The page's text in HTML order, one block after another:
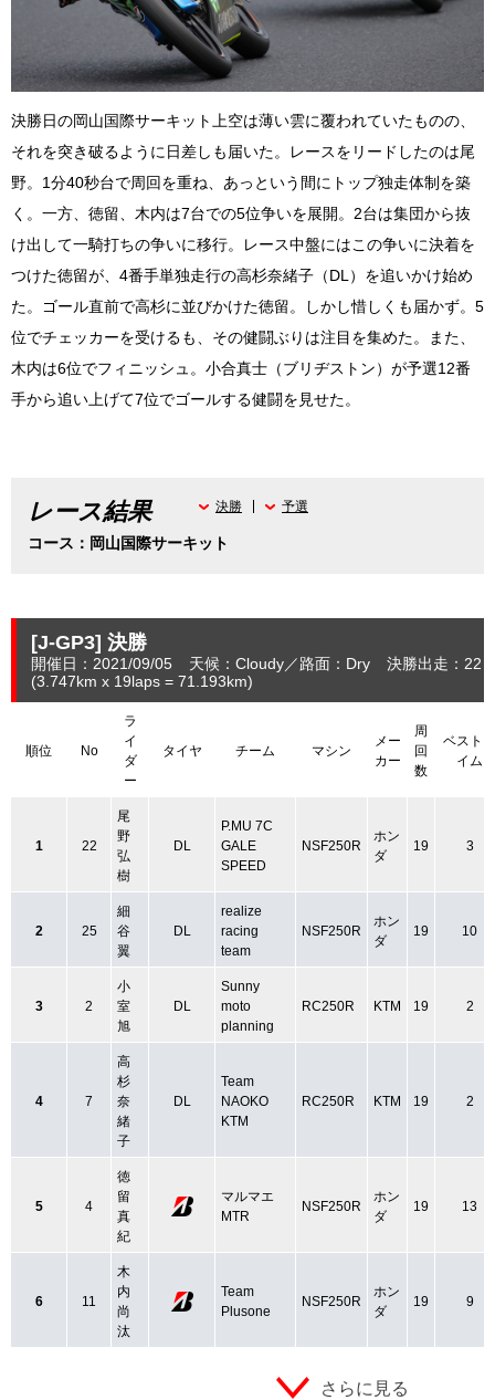
決勝日の岡山国際サーキット上空は薄い雲に覆われていたものの、
それを突き破るように日差しも届いた。レースをリードしたのは尾
野。1分40秒台で周回を重ね、あっという間にトップ独走体制を築
く。一方、徳留、木内は7台での5位争いを展開。2台は集団から抜
け出して一騎打ちの争いに移行。レース中盤にはこの争いに決着を
つけた徳留が、4番手単独走行の高杉奈緒子（DL）を追いかけ始め
た。ゴール直前で高杉に並びかけた徳留。しかし惜しくも届かず。5
位でチェッカーを受けるも、その健闘ぶりは注目を集めた。また、
木内は6位でフィニッシュ。小合真士（ブリヂストン）が予選12番
手から追い上げて7位でゴールする健闘を見せた。
レース結果
コース：岡山国際サーキット
決勝 予選
[J-GP3] 決勝
開催日：2021/09/05 天候：Cloudy 路面：Dry
決勝出走：22
(3.747km x 19laps = 71.193km)
順位 No
ラ
イ
ダ
ー
タイヤ チーム マシン
メー
カー
周
回
数
ベストタ
イム
1 22
尾
野
弘
樹
DL
P.MU 7C
GALE
SPEED
NSF250R
ホン
ダ
19 3
2 25
細
谷
翼
DL
realize
racing
team
NSF250R
ホン
ダ
19 10
3 2
小
室
旭
DL
Sunny
moto
planning
RC250R KTM 19 2
4 7
高
杉
奈
緒
子
DL
Team
NAOKO
KTM
RC250R KTM 19 2
5 4
徳
留
真
紀
マルマエ
MTR
NSF250R
ホン
ダ
19 13
6 11
木
内
尚
汰
Team
Plusone
NSF250R
ホン
ダ
19 9
さらに見る